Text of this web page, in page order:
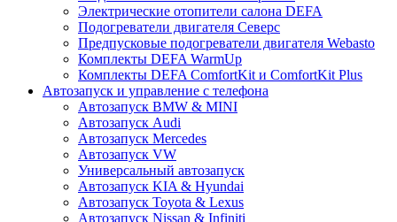
Электрические отопители салона DEFA
Подогреватели двигателя Северс
Предпусковые подогреватели двигателя Webasto
Комплекты DEFA WarmUp
Комплекты DEFA ComfortKit и ComfortKit Plus
Автозапуск и управление с телефона
Автозапуск BMW & MINI
Автозапуск Audi
Автозапуск Mercedes
Автозапуск VW
Универсальный автозапуск
Автозапуск KIA & Hyundai
Автозапуск Toyota & Lexus
Автозапуск Nissan & Infiniti